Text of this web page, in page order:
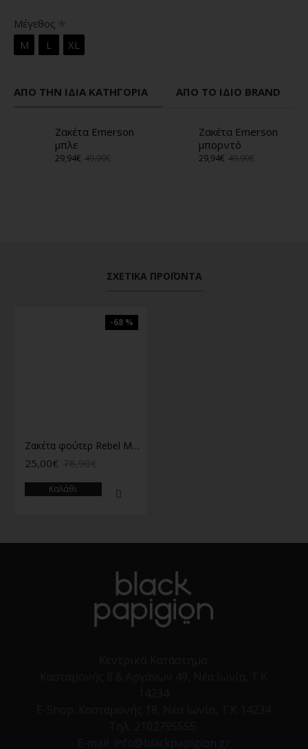
Μέγεθος
M
L XL
ΑΠΌ ΤΗΝ ΊΔΙΑ ΚΑΤΗΓΟΡΊΑ ΑΠΌ ΤΟ ΊΔΙΟ BRAND
Ζακέτα Emerson
μπλε
29,94€ 49,90€
Ζακέτα Emerson
μπορντό
29,94€ 49,90€
ΣΧΕΤΙΚΆ ΠΡΟΪΌΝΤΑ
-68 %
Ζακέτα φούτερ Rebel Μαύρη
25,00€
Καλάθι